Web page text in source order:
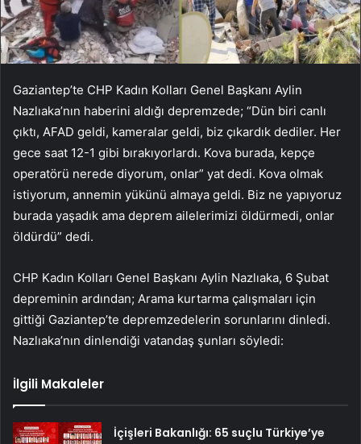
Gaziantep’te CHP Kadın Kolları Genel Başkanı Aylin
Nazlıaka’nın haberini aldığı depremzede; “Dün biri canlı
çıktı, AFAD geldi, kameralar geldi, biz çıkardık dediler. Her
gece saat 12-1 gibi bırakıyorlardı. Kova burada, kepçe
operatörü nerede diyorum, onlar” yat dedi. Kova olmak
istiyorum, annemin yükünü almaya geldi. Biz ne yapıyoruz
burada yaşadık ama deprem ailelerimizi öldürmedi, onlar
öldürdü” dedi.
CHP Kadın Kolları Genel Başkanı Aylin Nazlıaka, 6 Şubat
depreminin ardından; Arama kurtarma çalışmaları için
gittiği Gaziantep’te depremzedelerin sorunlarını dinledi.
Nazlıaka’nın dinlendiği vatandaş şunları söyledi:
İlgili Makaleler
İçişleri Bakanlığı: 65 suçlu Türkiye’ye